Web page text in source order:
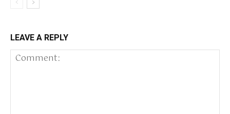
LEAVE A REPLY